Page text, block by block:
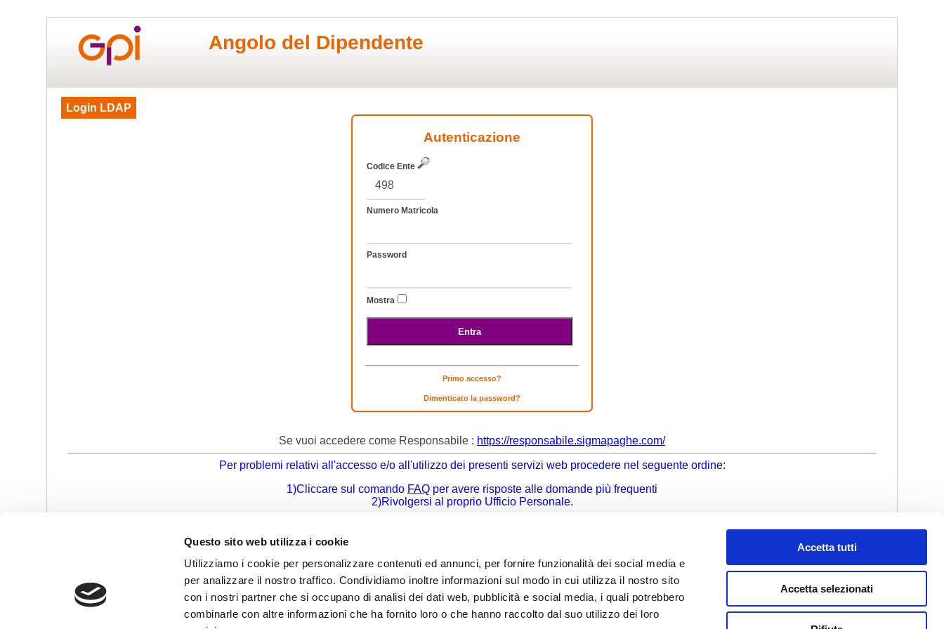
Questo sito web utilizza i cookie
Utilizziamo i cookie per personalizzare contenuti ed annunci, per fornire funzionalità dei social media e
per analizzare il nostro traffico. Condividiamo inoltre informazioni sul modo in cui utilizza il nostro sito
con i nostri partner che si occupano di analisi dei dati web, pubblicità e social media, i quali potrebbero
combinarle con altre informazioni che ha fornito loro o che hanno raccolto dal suo utilizzo dei loro
Accetta tutti
Accetta selezionati
Angolo del Dipendente
Login LDAP
Autenticazione
Codice Ente
Numero Matricola
Password
Mostra
Primo accesso?
Dimenticato la password?
Se vuoi accedere come Responsabile : https://responsabile.sigmapaghe.com/
Per problemi relativi all'accesso e/o all'utilizzo dei presenti servizi web procedere nel seguente ordine:
1)Cliccare sul comando FAQ per avere risposte alle domande più frequenti
2)Rivolgersi al proprio Ufficio Personale.
Vers. v2.3.0